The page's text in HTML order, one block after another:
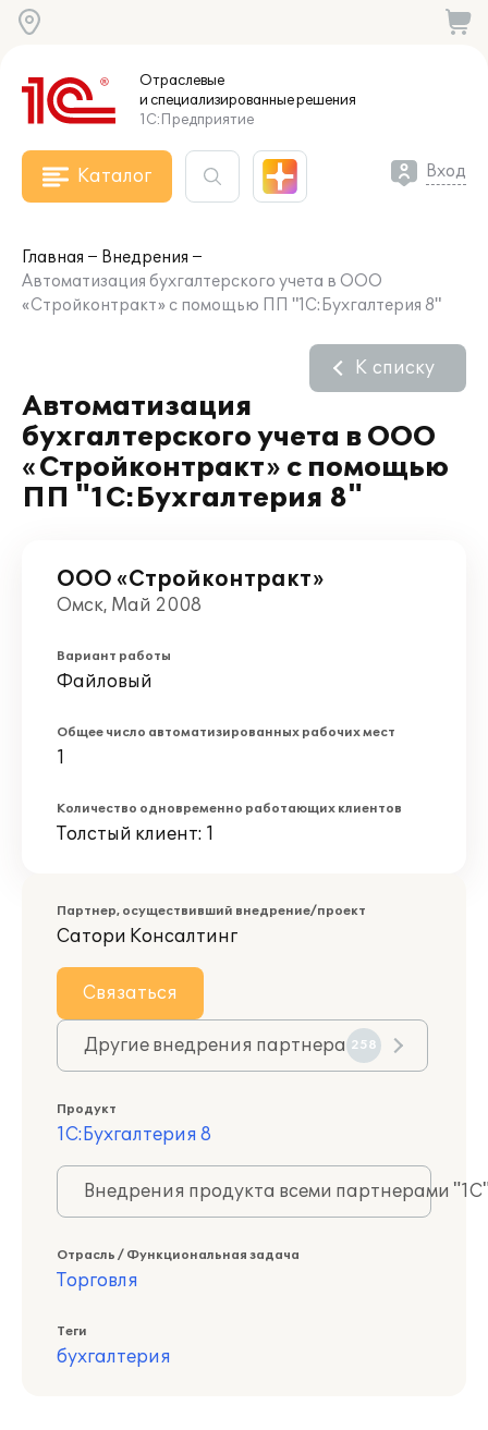
Отраслевые
и специализированныерешения
1С:Предприятие
Каталог Вход
Главная
Внедрения
Автоматизация бухгалтерского учета в ООО
«Стройконтракт» с помощью ПП "1С:Бухгалтерия 8"
Автоматизация
бухгалтерского учета в ООО
«Стройконтракт» с помощью
ПП "1С:Бухгалтерия 8"
К списку
ООО «Стройконтракт»
Омск, Май 2008
Вариант работы
Файловый
Общее число автоматизированных рабочих мест
1
Количество одновременно работающих клиентов
Толстый клиент: 1
Партнер, осуществивший внедрение/проект
Сатори Консалтинг
Связаться
Другие внедрения партнера 258
Продукт
1С:Бухгалтерия 8
Внедрения продукта всеми партнерами
Отрасль / Функциональная задача
Торговля
Теги
бухгалтерия